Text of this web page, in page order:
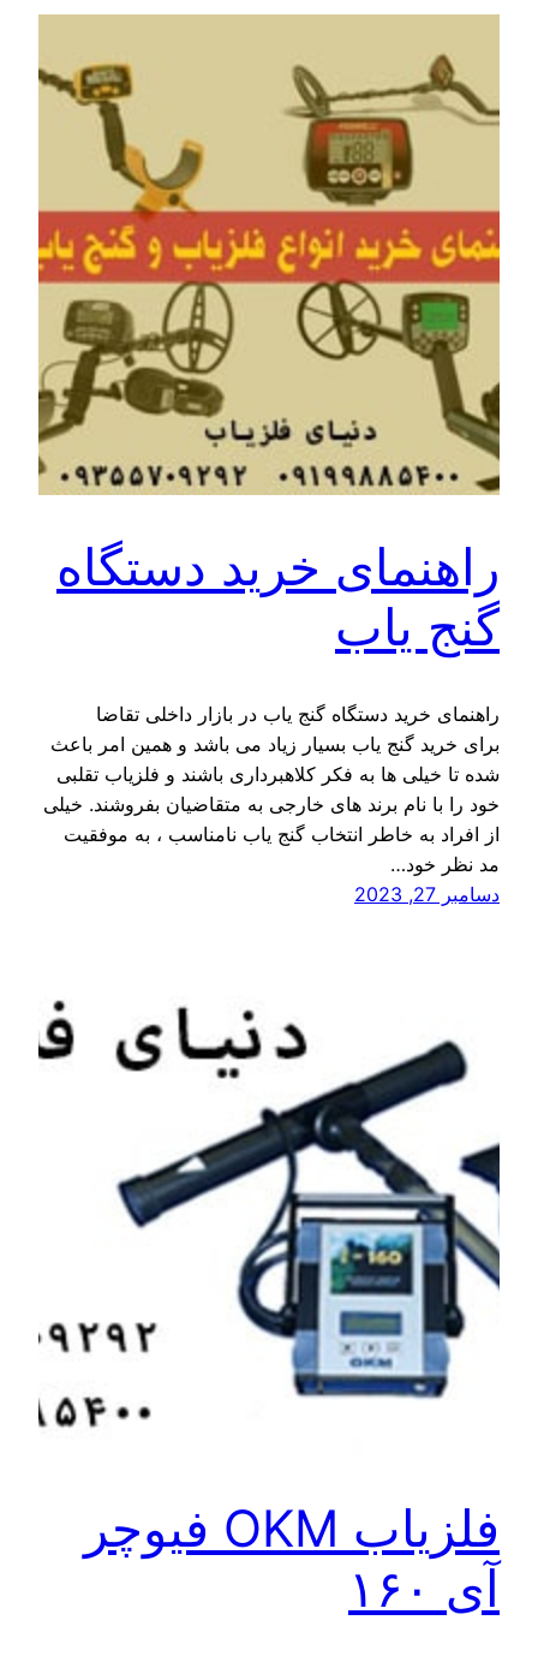
راهنمای خرید دستگاه
گنج یاب
راهنمای خرید دستگاه گنج یاب در بازار داخلی تقاضا
برای خرید گنج یاب بسیار زیاد می باشد و همین امر باعث
شده تا خیلی ها به فکر کلاهبرداری باشند و فلزیاب تقلبی
خود را با نام برند های خارجی به متقاضیان بفروشند. خیلی
از افراد به خاطر انتخاب گنج یاب نامناسب ، به موفقیت
مد نظر خود…
دسامبر 27, 2023
فلزیاب OKM فیوچر
آی ۱۶۰